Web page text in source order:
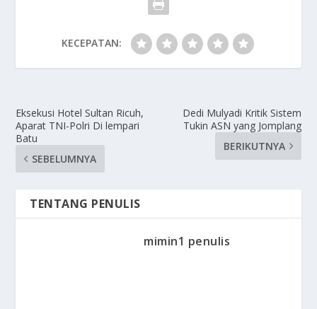
KECEPATAN:
Eksekusi Hotel Sultan Ricuh,
Aparat TNI-Polri Di lempari
Batu
SEBELUMNYA
Dedi Mulyadi Kritik Sistem
Tukin ASN yang Jomplang
BERIKUTNYA
TENTANG PENULIS
mimin1 penulis